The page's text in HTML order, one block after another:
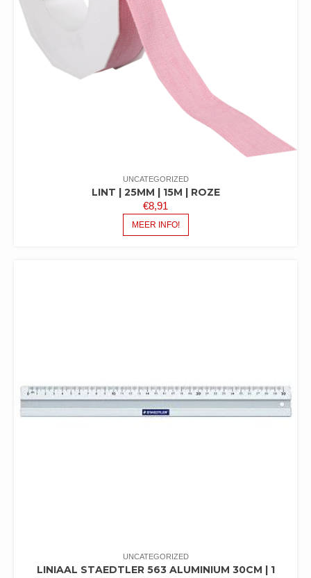
UNCATEGORIZED
LINT | 25MM | 15M | ROZE
€8,91
MEER INFO!
UNCATEGORIZED
LINIAAL STAEDTLER 563 ALUMINIUM 30CM | 1